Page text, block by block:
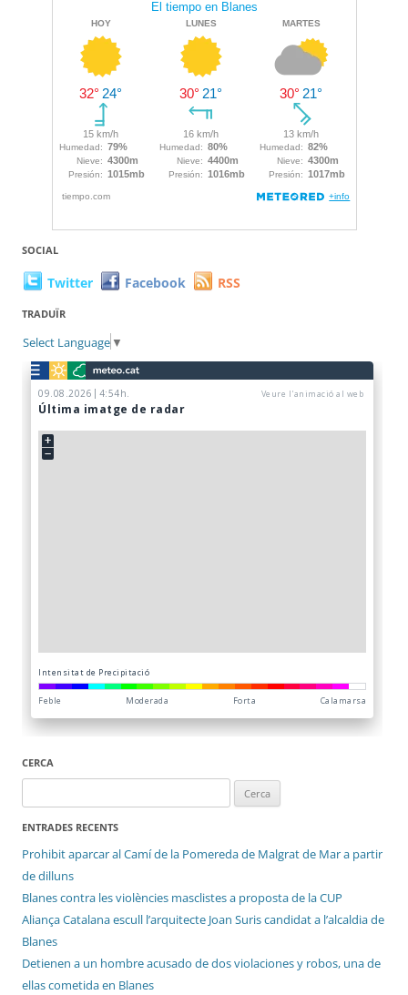
SOCIAL
Twitter Facebook RSS
TRADUÏR
Select Language ▼
CERCA
ENTRADES RECENTS
Prohibit aparcar al Camí de la Pomereda de Malgrat de Mar a partir
de dilluns
Blanes contra les violències masclistes a proposta de la CUP
Aliança Catalana escull l’arquitecte Joan Suris candidat a l’alcaldia de
Blanes
Detienen a un hombre acusado de dos violaciones y robos, una de
ellas cometida en Blanes